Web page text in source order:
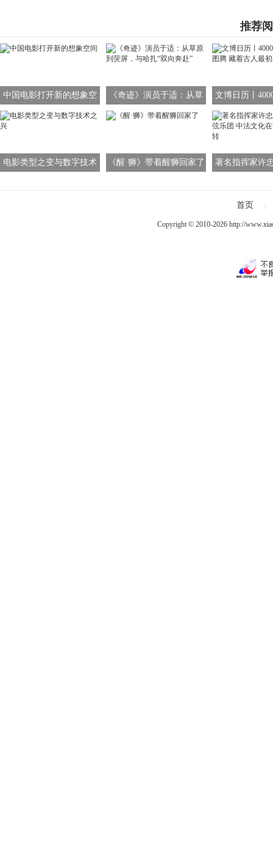
推荐
中国电影打开新的想象空
间
《奇迹》演员于适：从草
原到荧屏，与哈扎“双向奔
文博日历丨
龙图腾 藏着古
象
电影类型之变与数字技术
《醒·狮》带着醒狮回家了
著名指挥家许
舞台流
首页
Copyright © 2010-2026 http://